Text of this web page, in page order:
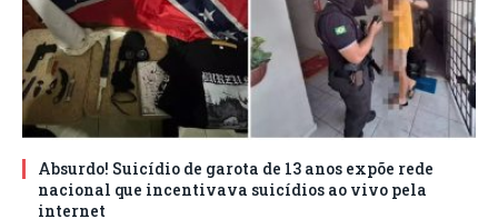
Absurdo! Suicídio de garota de 13 anos expõe rede
nacional que incentivava suicídios ao vivo pela
internet